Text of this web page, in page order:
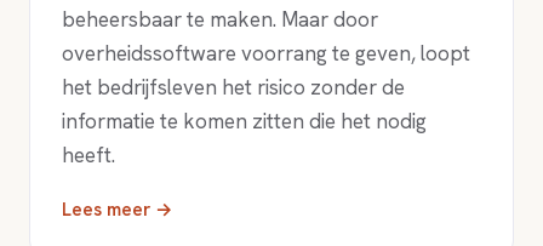
beheersbaar te maken. Maar door
overheidssoftware voorrang te geven, loopt
het bedrijfsleven het risico zonder de
informatie te komen zitten die het nodig
heeft.
Lees meer →